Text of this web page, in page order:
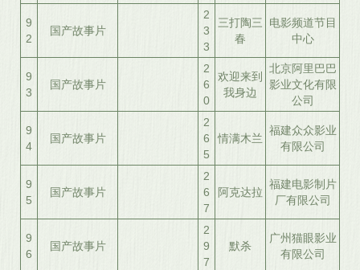
9
2
国产故事片
2
3
3
三打陶三
春
电影频道节目
中心
9
3
国产故事片
2
6
0
欢迎来到
我身边
北京阿里巴巴
影业文化有限
公司
9
4
国产故事片
2
6
5
情满木兰
福建众众影业
有限公司
9
5
国产故事片
2
6
7
阿克达拉
福建电影制片
厂有限公司
9
6
国产故事片
2
9
7
默杀
广州猫眼影业
有限公司